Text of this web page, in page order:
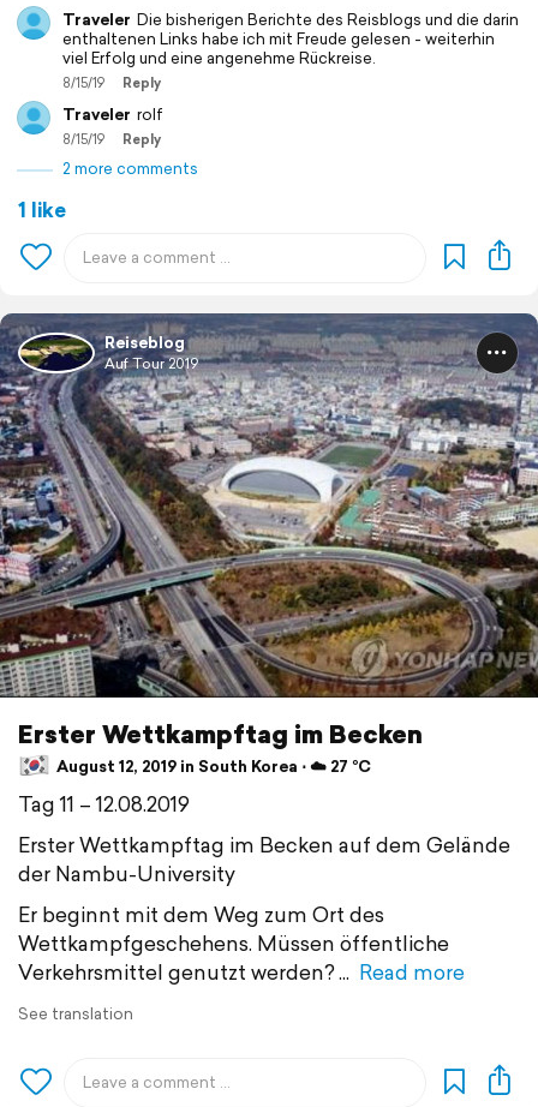
Traveler Die bisherigen Berichte des Reisblogs und die darin
enthaltenen Links habe ich mit Freude gelesen - weiterhin
viel Erfolg und eine angenehme Rückreise.
8/15/19 Reply
Traveler rolf
8/15/19 Reply
2 more comments
1 like
Reiseblog
Auf Tour 2019
Erster Wettkampftag im Becken
August 12, 2019 in South Korea ⋅ ☁️ 27 °C
Tag 11 – 12.08.2019
Erster Wettkampftag im Becken auf dem Gelände
der Nambu-University
Er beginnt mit dem Weg zum Ort des
Wettkampfgeschehens. Müssen öffentliche
Verkehrsmittel genutzt werden?
Read more
See translation